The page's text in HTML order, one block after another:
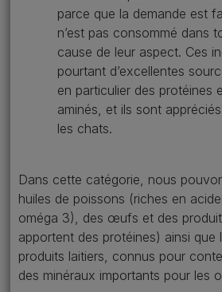
parce que la demande est
n’est pas consommé dans
cause de leur aspect. Ces
pourtant d’excellentes
en particulier des protéines
aminés, et ils sont
les chats.
Dans cette catégorie, nous
huiles de poissons (riches en
oméga 3), des œufs et des
apportent des protéines) ainsi que
produits laitiers, connus pour
des minéraux importants pour les